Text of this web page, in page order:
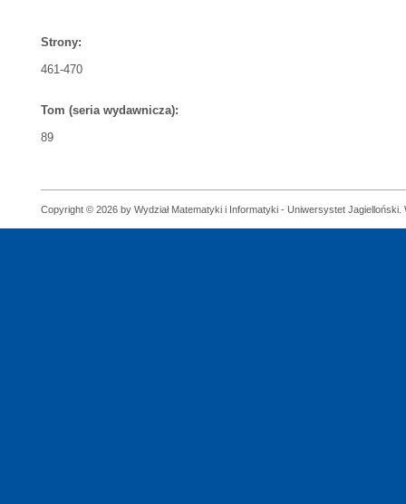
Strony:
461-470
Tom (seria wydawnicza):
89
Copyright © 2026 by Wydział Matematyki i Informatyki - Uniwersystet